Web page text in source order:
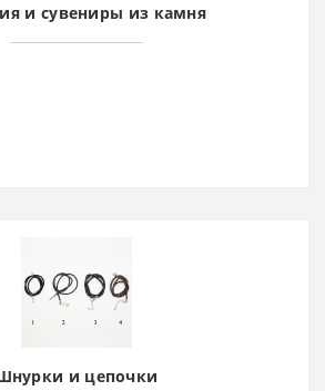
и сувениры из камня
и цепочки